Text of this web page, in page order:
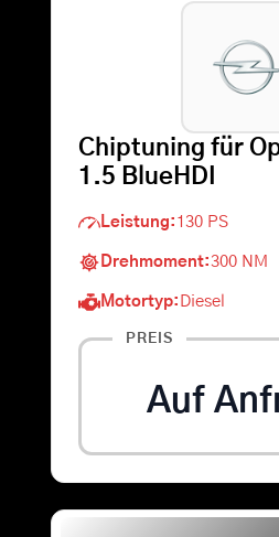
Chiptuning für
1.5 BlueHDI
Leistung: 130 PS
Drehmoment:300 NM
Motortyp: Diesel
PREIS
Auf